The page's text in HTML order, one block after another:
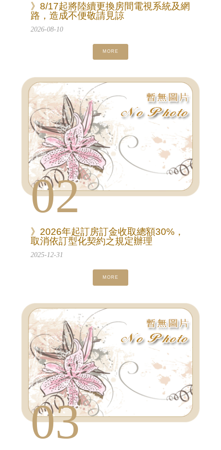
》8/17起將陸續更換房間電視系統及網
路，造成不便敬請見諒
2026-08-10
MORE
02
》2026年起訂房訂金收取總額30%，
取消依訂型化契約之規定辦理
2025-12-31
MORE
03